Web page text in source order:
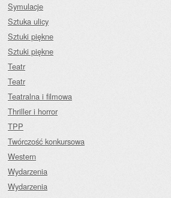
Symulacje
Sztuka ulicy
Sztuki piękne
Sztuki piękne
Teatr
Teatr
Teatralna i filmowa
Thriller i horror
TPP
Twórczość konkursowa
Western
Wydarzenia
Wydarzenia